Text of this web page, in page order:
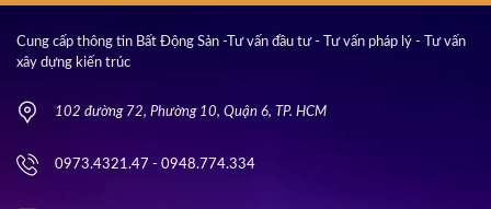
Cung cấp thông tin Bất Động Sản -Tư vấn đầu tư - Tư vấn pháp lý - Tư vấn
xây dựng kiến trúc
102 đường 72, Phường 10, Quận 6, TP. HCM
0973.4321.47 - 0948.774.334